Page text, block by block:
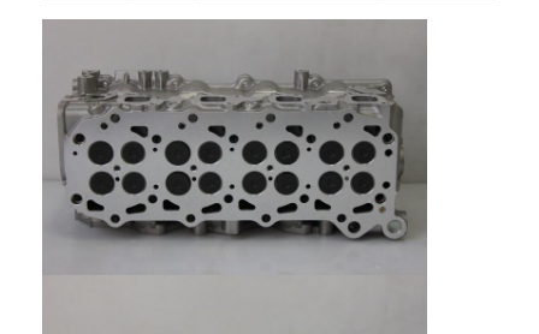
цилиндровый блок двигателя
ЗАВЕРШИТЕ ГОЛОВКУ ЦИЛИНДРА
Головка цилиндра двигателя